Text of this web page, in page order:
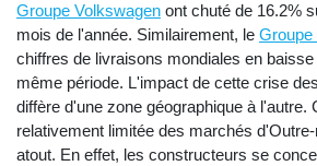
Groupe Volkswagen ont chuté de 16.2%
mois de l'année. Similairement, le Groupe
chiffres de livraisons mondiales en
même période. L'impact de cette crise
diffère d'une zone géographique à l'autre.
relativement limitée des marchés
atout. En effet, les constructeurs se